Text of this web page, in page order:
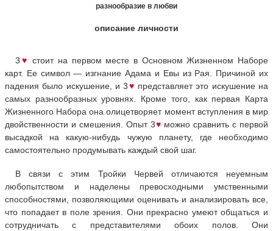
разнообразие в любви
описание личности
3 ♥ стоит на первом месте в Основном Жизненном Наборе
карт. Ее символ — изгнание Адама и Евы из Рая. Причиной их
падения было искушение, и 3♥ представляет это искушение на
самых разнообразных уровнях. Кроме того, как первая Карта
Жизненного Набора она олицетворяет момент вступления в мир
двойственности и смешения. Опыт 3♥ можно сравнить с первой
высадкой на какую-нибудь чужую планету, где необходимо
самостоятельно продумывать каждый свой шаг.
В связи с этим Тройки Червей отличаются неуемным
любопытством и наделены превосходными умственными
способностями, позволяющими оценивать и анализировать все,
что попадает в поле зрения. Они прекрасно умеют общаться и
сотрудничать с представителями обоих полов. Они